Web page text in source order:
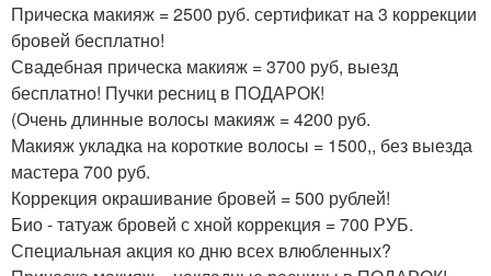
Прическа макияж = 2500 руб. сертификат на 3 коррекции
бровей бесплатно!
Свадебная прическа макияж = 3700 руб, выезд
бесплатно! Пучки ресниц в ПОДАРОК!
(Очень длинные волосы макияж = 4200 руб.
Макияж укладка на короткие волосы = 1500,, без выезда
мастера 700 руб.
Коррекция окрашивание бровей = 500 рублей!
Био - татуаж бровей с хной коррекция = 700 РУБ.
Специальная акция ко дню всех влюбленных?